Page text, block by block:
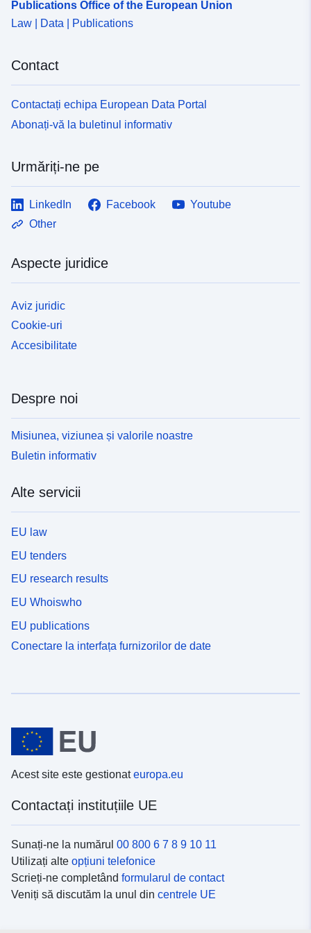
40dc-4349-9b59-daa2e136268f
Publications Office of the European Union
Law | Data | Publications
Contact
Contactați echipa European Data Portal
Abonați-vă la buletinul informativ
Urmăriți-ne pe
LinkedIn Facebook
Youtube
Other
Aspecte juridice
Aviz juridic
Cookie-uri
Accesibilitate
Despre noi
Misiunea, viziunea și valorile noastre
Buletin informativ
Alte servicii
EU law
EU tenders
EU research results
EU Whoiswho
EU publications
Conectare la interfața furnizorilor de date
Acest site este gestionateuropa.eu
Contactați instituțiile UE
Sunați-ne la numărul 00 800 6 7 8 9 10 11
Utilizați alte opțiuni telefonice
Scrieți-ne completând formularul de contact
Veniți să discutăm la unul din centrele UE